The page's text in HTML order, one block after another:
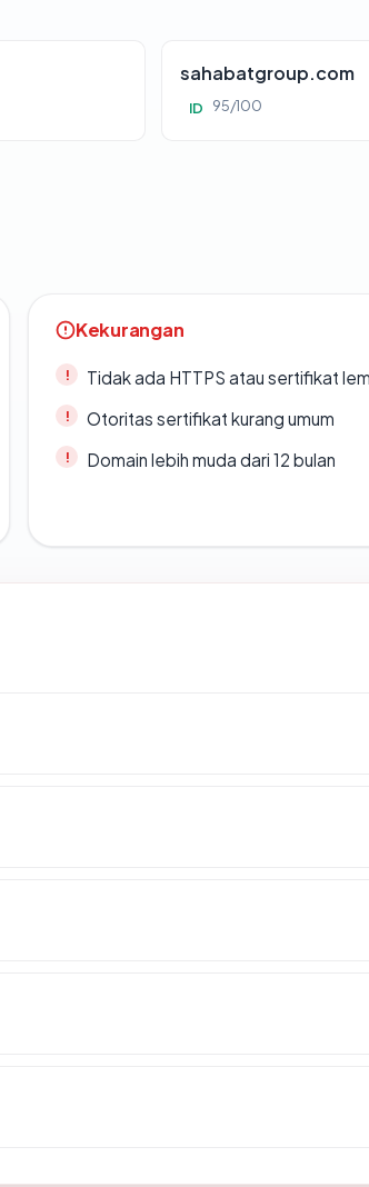
sahabatgroup.com
ID 95/100
Kekurangan
Tidak ada HTTPS atau sertifikat
Otoritas sertifikat kurang umum
Domain lebih muda dari 12 bulan